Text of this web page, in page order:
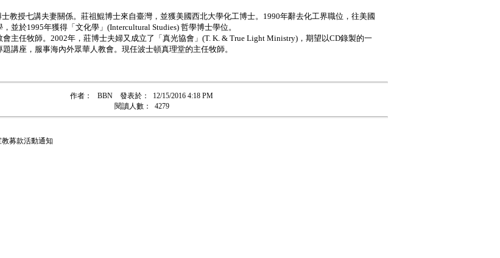
教授七講夫妻關係。莊祖鯤博士來自臺灣，並獲美國西北大學化工博士。1990年辭去化工界職位，往美國
並於1995年獲得「文化學」(Intercultural Studies) 哲學博士學位。
主任牧師。2002年，莊博士夫婦又成立了「真光協會」(T. K. & True Light Ministry)，期望以CD錄製的一
講座，服事海內外眾華人教會。現任波士頓真理堂的主任牧師。
作者： BBN 發表於：
12/15/2016 4:18 PM
閱讀人數：
4279
教募款活動通知